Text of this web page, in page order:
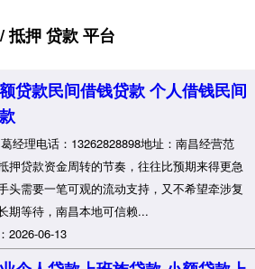
/ 抵押 贷款 平台
贷款民间借钱贷款 个人借钱民间
经理电话：13262828898地址：南昌经营范
押贷款资金周转的节奏，往往比预期来得更急
头需要一笔可观的流动支持，又不希望牵涉复
期等待，南昌本地可信赖...
2026-06-13